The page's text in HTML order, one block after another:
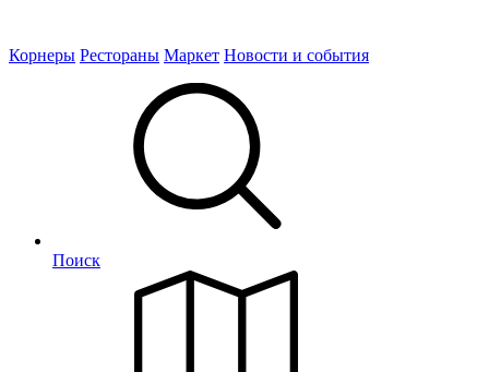
Корнеры Рестораны Маркет Новости и события
Поиск